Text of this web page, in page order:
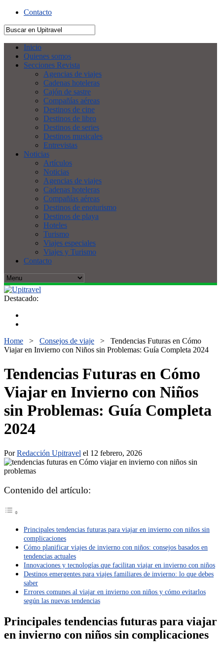
Contacto
Inicio
Quienes somos
Secciones Revista
Agencias de viajes
Cadenas hoteleras
Cajón de sastre
Compañías aéreas
Destinos de cine
Destinos de libro
Destinos de series
Destinos musicales
Entrevistas
Noticias
Artículos
Noticias
Agencias de viajes
Cadenas hoteleras
Compañías aéreas
Destinos de enoturismo
Destinos de playa
Hoteles
Turismo
Viajes especiales
Viajes y Turismo
Contacto
Destacado:
Home > Consejos de viaje > Tendencias Futuras en Cómo
Viajar en Invierno con Niños sin Problemas: Guía Completa 2024
Tendencias Futuras en Cómo
Viajar en Invierno con Niños
sin Problemas: Guía Completa
2024
PorRedacción Upitravel el 12 febrero, 2026
Contenido del artículo:
Principales tendencias futuras para viajar en invierno con niños sin
complicaciones
Cómo planificar viajes de invierno con niños: consejos basados en
tendencias actuales
Innovaciones y tecnologías que facilitan viajar en invierno con niños
Destinos emergentes para viajes familiares de invierno: lo que debes
saber
Errores comunes al viajar en invierno con niños y cómo evitarlos
según las nuevas tendencias
Principales tendencias futuras para viajar
en invierno con niños sin complicaciones